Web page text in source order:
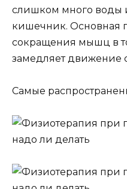
слишком много воды
кишечник. Основная
сокращения мышц в
замедляет движение
Самые